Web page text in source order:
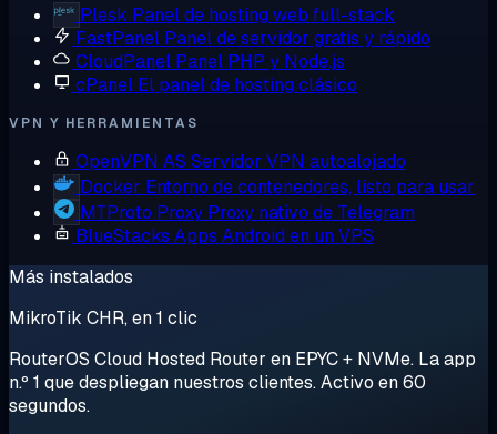
Plesk Panel de hosting web full-stack
FastPanel Panel de servidor gratis y rápido
CloudPanel Panel PHP y Node.js
cPanel El panel de hosting clásico
VPN Y HERRAMIENTAS
OpenVPN AS Servidor VPN autoalojado
Docker Entorno de contenedores, listo para usar
MTProto Proxy Proxy nativo de Telegram
BlueStacks Apps Android en un VPS
Más instalados
MikroTik CHR, en 1 clic
RouterOS Cloud Hosted Router en EPYC + NVMe. La app
n.º 1 que despliegan nuestros clientes. Activo en 60
segundos.